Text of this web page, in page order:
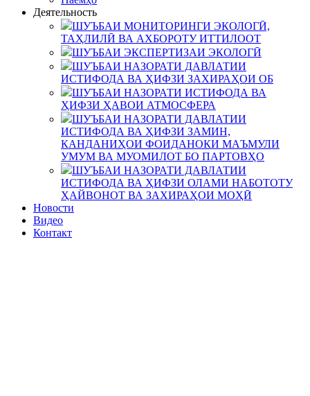
Деятельность
ШУЪБАИ МОНИТОРИНГИ ЭКОЛОГӢ,
ТАҲЛИЛӢ ВА АХБОРОТУ ИТТИЛООТ
ШУЪБАИ ЭКСПЕРТИЗАИ ЭКОЛОГӢ
ШУЪБАИ НАЗОРАТИ ДАВЛАТИИ
ИСТИФОДА ВА ҲИФЗИ ЗАХИРАҲОИ ОБ
ШУЪБАИ НАЗОРАТИ ИСТИФОДА ВА
ҲИФЗИ ҲАВОИ АТМОСФЕРА
ШУЪБАИ НАЗОРАТИ ДАВЛАТИИ
ИСТИФОДА ВА ҲИФЗИ ЗАМИН,
КАНДАНИҲОИ ФОИДАНОКИ МАЪМУЛИ
УМУМ ВА МУОМИЛОТ БО ПАРТОВҲО
ШУЪБАИ НАЗОРАТИ ДАВЛАТИИ
ИСТИФОДА ВА ҲИФЗИ ОЛАМИ НАБОТОТУ
ҲАЙВОНОТ ВА ЗАХИРАҲОИ МОҲӢ
Новости
Видео
Контакт